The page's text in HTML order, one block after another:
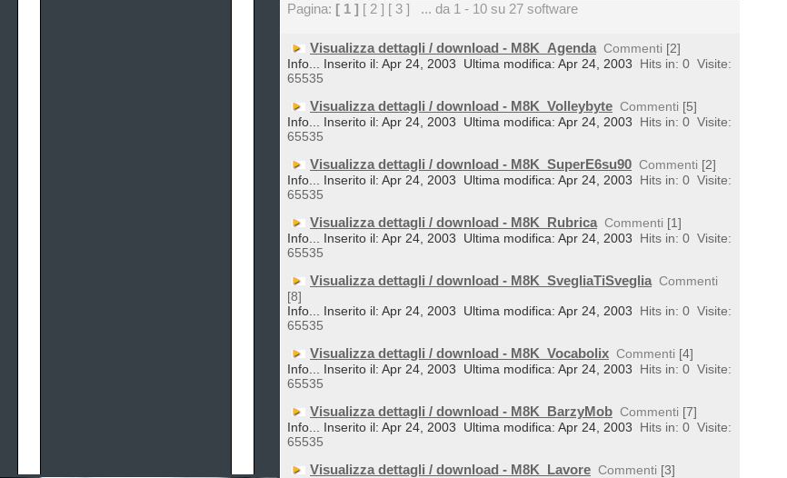
Pagina: [ 1 ] [ 2 ] [ 3 ] ... da 1 - 10 su 27 software
Visualizza dettagli / download - M8K_Agenda Commenti [2]
Info... Inserito il: Apr 24, 2003
Ultima modifica: Apr 24, 2003 Hits in: 0 Visite:
65535
Visualizza dettagli / download - M8K_Volleybyte Commenti [5]
Info... Inserito il: Apr 24, 2003
Ultima modifica: Apr 24, 2003 Hits in: 0 Visite:
65535
Visualizza dettagli / download - M8K_SuperE6su90 Commenti [2]
Info... Inserito il: Apr 24, 2003
Ultima modifica: Apr 24, 2003 Hits in: 0 Visite:
65535
Visualizza dettagli / download - M8K_Rubrica Commenti [1]
Info... Inserito il: Apr 24, 2003
Ultima modifica: Apr 24, 2003 Hits in: 0 Visite:
65535
Visualizza dettagli / download - M8K_SvegliaTiSveglia Commenti
[8]
Info... Inserito il: Apr 24, 2003
Ultima modifica: Apr 24, 2003 Hits in: 0 Visite:
65535
Visualizza dettagli / download - M8K_Vocabolix Commenti [4]
Info... Inserito il: Apr 24, 2003
Ultima modifica: Apr 24, 2003 Hits in: 0 Visite:
65535
Visualizza dettagli / download - M8K_BarzyMob Commenti [7]
Info... Inserito il: Apr 24, 2003
Ultima modifica: Apr 24, 2003 Hits in: 0 Visite:
65535
Visualizza dettagli / download - M8K_Lavore Commenti [3]